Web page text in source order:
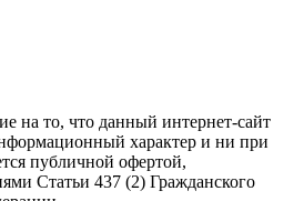
на то, что данный интернет-сайт
характер и ни при
публичной офертой,
Статьи 437 (2) Гражданского